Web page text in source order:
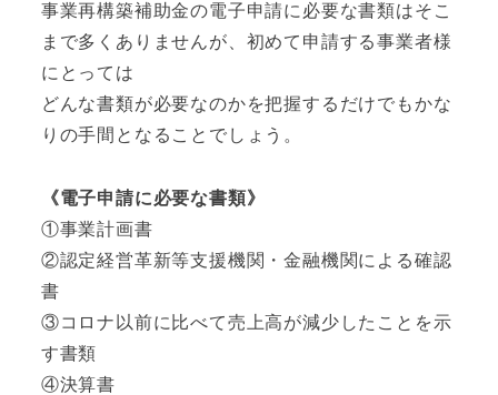
事業再構築補助金の電子申請に必要な書類はそこ
まで多くありませんが、初めて申請する事業者様
にとっては
どんな書類が必要なのかを把握するだけでもかな
りの手間となることでしょう。
《電子申請に必要な書類》
①事業計画書
②認定経営革新等支援機関・金融機関による確認
書
③コロナ以前に比べて売上高が減少したことを示
す書類
④決算書